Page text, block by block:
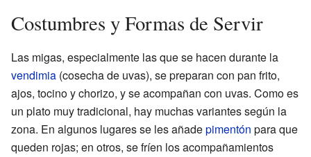
Costumbres y Formas de Servir
Las migas, especialmente las que se hacen durante la
vendimia (cosecha de uvas), se preparan con pan frito,
ajos, tocino y chorizo, y se acompañan con uvas. Como es
un plato muy tradicional, hay muchas variantes según la
zona. En algunos lugares se les añadepimentón para que
queden rojas; en otros, se fríen los acompañamientos